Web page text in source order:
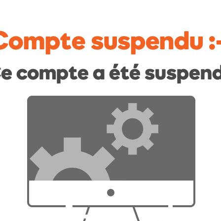
suspendu
compte a été